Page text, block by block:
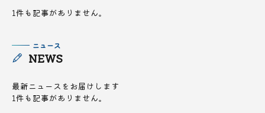
1件も記事がありません。
NEWS
ニュース
最新ニュースをお届けします
1件も記事がありません。